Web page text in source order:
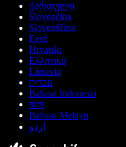
ქართული
Slovenčina
Slovenščina
Eesti
Hrvatski
Ελληνικά
Lietuvių
עברית
Bahasa Indonesia
বাংলা
Bahasa Melayu
اردو